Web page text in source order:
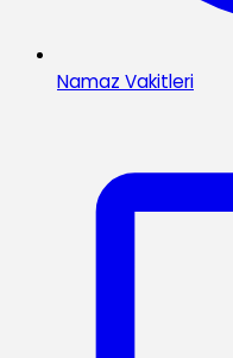
Namaz Vakitleri